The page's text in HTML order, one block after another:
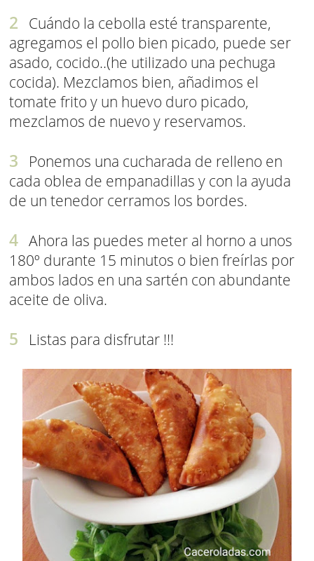
Cuándo la cebolla esté transparente,
agregamos el pollo bien picado, puede ser
asado, cocido..(he utilizado una pechuga
cocida). Mezclamos bien, añadimos el
tomate frito y un huevo duro picado,
mezclamos de nuevo y reservamos.
Ponemos una cucharada de relleno en
cada oblea de empanadillas y con la ayuda
de un tenedor cerramos los bordes.
Ahora las puedes meter al horno a unos
180º durante 15 minutos o bien freírlas por
ambos lados en una sartén con abundante
aceite de oliva.
Listas para disfrutar !!!